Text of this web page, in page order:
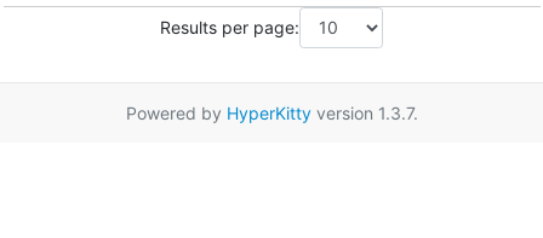
Results per page:
Powered by HyperKittyversion 1.3.7.